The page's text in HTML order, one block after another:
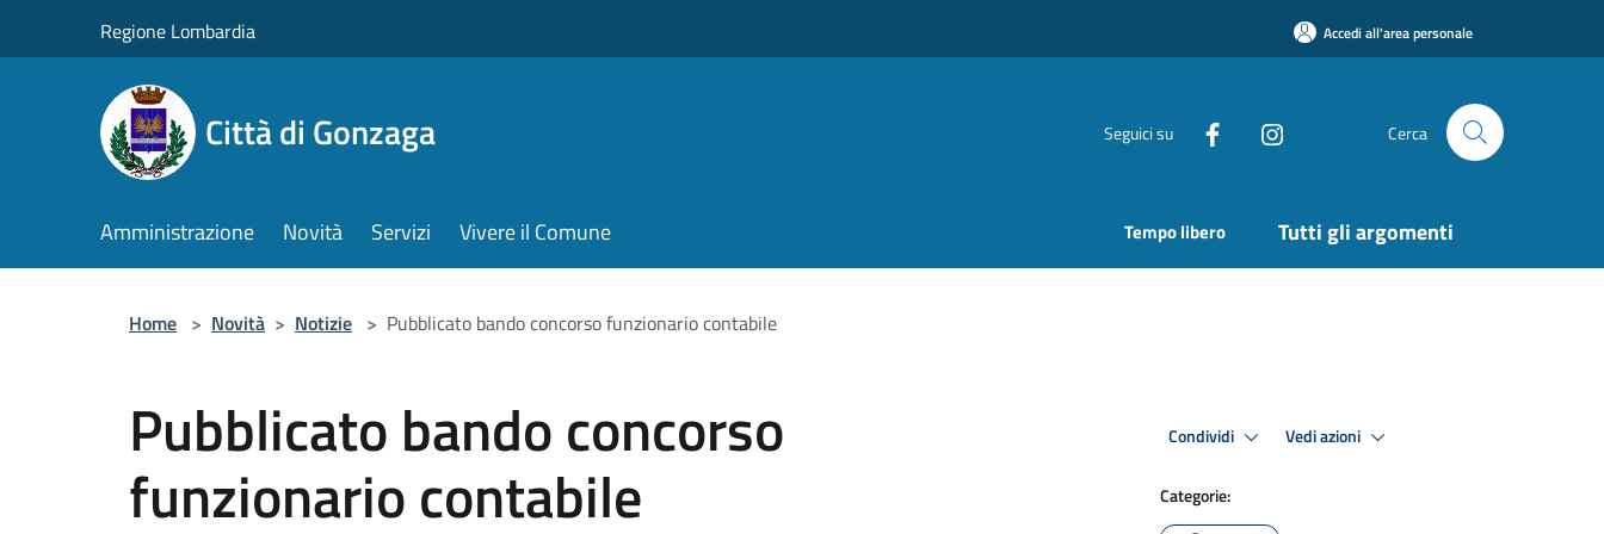
Regione Lombardia Accedi all'area personale
Città di Gonzaga Seguici su Cerca
Amministrazione Novità Servizi Vivere il Comune Tempo libero Tutti gli argomenti
Home > Novità > Notizie > Pubblicato bando concorso funzionario contabile
Pubblicato bando concorso
funzionario contabile
Condividi Vedi azioni
Categorie: